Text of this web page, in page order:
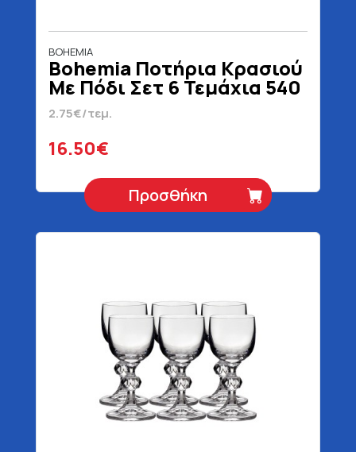
BOHEMIA
Bohemia Ποτήρια Κρασιού
Με Πόδι Σετ 6 Τεμάχια 540
ml
2.75€/τεμ.
16.50€
Προσθήκη